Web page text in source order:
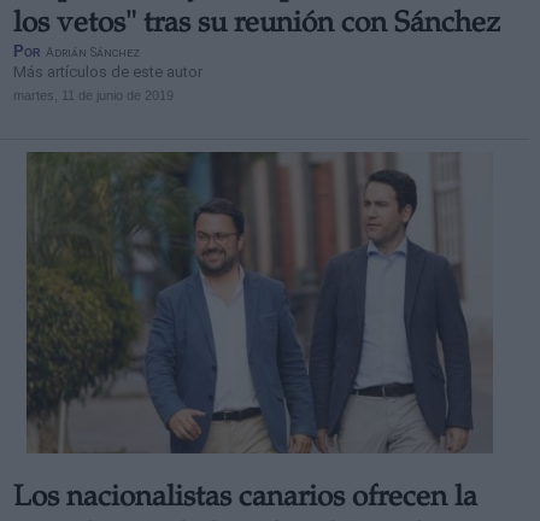
los vetos" tras su reunión con Sánchez
Por Adrián Sánchez
Más artículos de este autor
martes, 11 de junio de 2019
Los nacionalistas canarios ofrecen la